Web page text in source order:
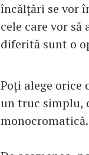
încălțări se vor
cele care vor
diferită sunt o
Poți alege orice
un truc simplu,
monocromatică.